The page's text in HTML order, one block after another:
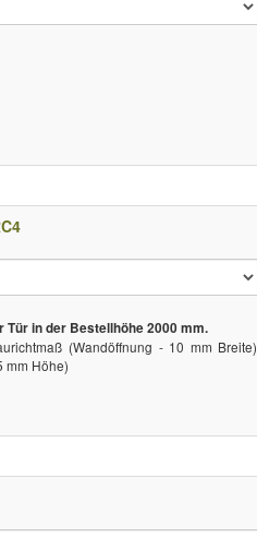
Tür in der Bestellhöhe 2000 mm.
(Wandöffnung - 10 mm Breite)
mm Höhe)